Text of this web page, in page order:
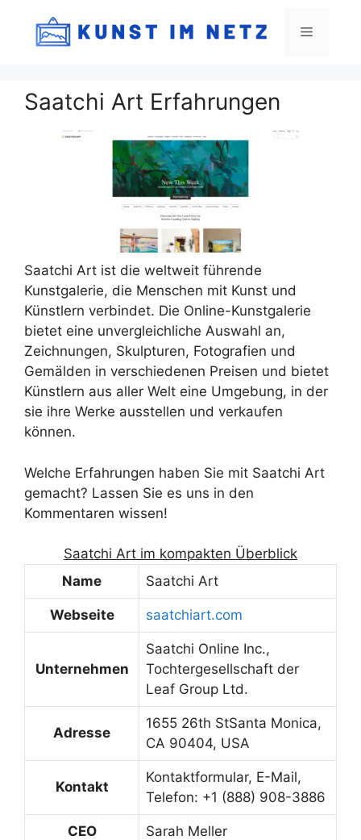
springen
Menü
Saatchi Art Erfahrungen
Saatchi Art ist die weltweit führende
Kunstgalerie, die Menschen mit Kunst und
Künstlern verbindet. Die Online-Kunstgalerie
bietet eine unvergleichliche Auswahl an,
Zeichnungen, Skulpturen, Fotografien und
Gemälden in verschiedenen Preisen und bietet
Künstlern aus aller Welt eine Umgebung, in der
sie ihre Werke ausstellen und verkaufen
können.
Welche Erfahrungen haben Sie mit Saatchi Art
gemacht? Lassen Sie es uns in den
Kommentaren wissen!
Saatchi Art im kompakten Überblick
Name
Saatchi Art
Webseite saatchiart.com
Unternehmen
Saatchi Online Inc.,
Tochtergesellschaft der
Leaf Group Ltd.
Adresse
1655 26th StSanta Monica,
CA 90404, USA
Kontakt
Kontaktformular, E-Mail,
Telefon: +1 (888) 908-3886
CEO Sarah Meller